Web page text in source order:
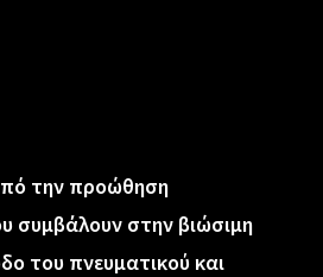
την προώθηση
συμβάλουν στην βιώσιμη
του πνευματικού και